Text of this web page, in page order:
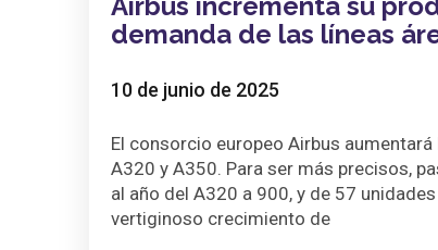
demanda de las líneas
10 de junio de 2025
El consorcio europeo Airbus
A320 y A350. Para ser más precisos,
al año del A320 a 900, y de 57
vertiginoso crecimiento de